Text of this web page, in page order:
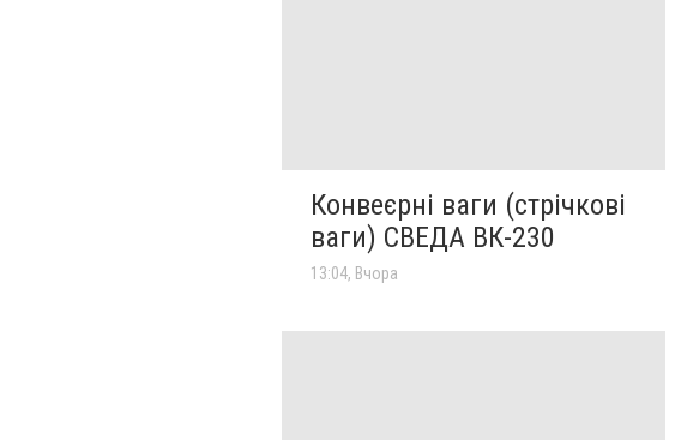
Конвеєрні ваги (стрічкові
ваги) СВЕДА ВК-230
13:04, Вчора